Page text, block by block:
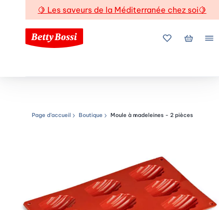
🍋 Les saveurs de la Méditerranée chez soi🍋
Mes favoris
Mon
Chemin de navigation
Page d’accueil Boutique Moule à madeleines - 2 pièces